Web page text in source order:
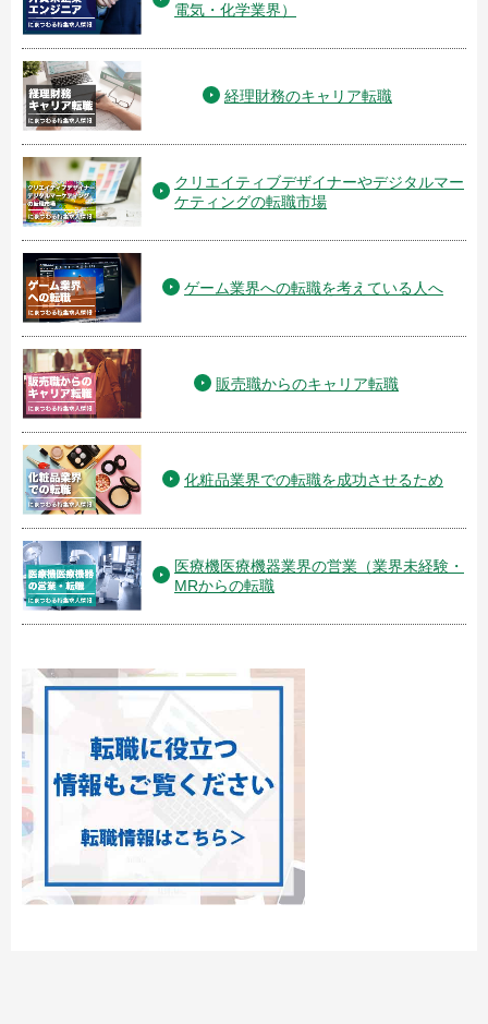
電気・化学業界）
経理財務のキャリア転職
クリエイティブデザイナーやデジタルマー
ケティングの転職市場
ゲーム業界への転職を考えている人へ
販売職からのキャリア転職
化粧品業界での転職を成功させるため
医療機医療機器業界の営業（業界未経験・
MRからの転職